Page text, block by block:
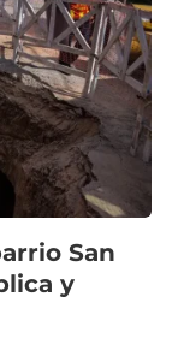
San
y